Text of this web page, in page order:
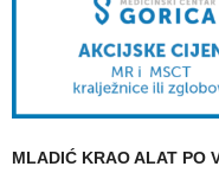
MLADIĆ KRAO ALAT PO